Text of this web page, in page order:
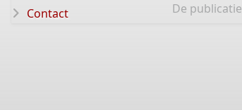
De publicatie
Contact